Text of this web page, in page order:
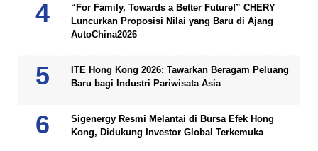
“For Family, Towards a Better Future!” CHERY
Luncurkan Proposisi Nilai yang Baru di Ajang
AutoChina2026
ITE Hong Kong 2026: Tawarkan Beragam Peluang
Baru bagi Industri Pariwisata Asia
Sigenergy Resmi Melantai di Bursa Efek Hong
Kong, Didukung Investor Global Terkemuka